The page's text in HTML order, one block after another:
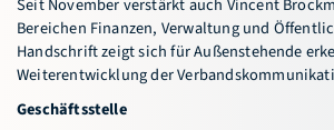
Bereichen Finanzen, Verwaltung und
Handschrift zeigt sich für Außenstehende
Weiterentwicklung der
Geschäftsstelle